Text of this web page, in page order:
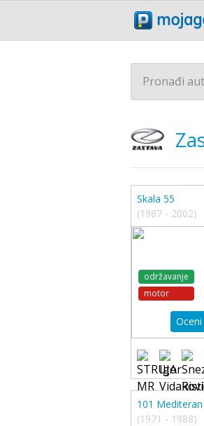
Pronađi
Skala 55
(1987 - 2002)
održavanje
motor
Oceni
101 Mediteran
(1971 - 1988)